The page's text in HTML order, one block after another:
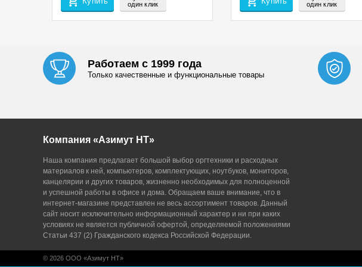
один клик
один клик
Работаем с 1999 года
Только качественные и функциональные товары
Компания «Азимут НТ»
Наша компания предлагает большой выбор оргтехники и расходных
материалов к ней, компьютеров, комплектующих, ноутбуков, мониторов,
канцелярии и других товаров, жизненно необходимых для полноценной
и успешной работы в офисе и дома. Обращаем ваше внимание, что в
интернет-магазине представлен не весь ассортимент товаров. Данный
сайт носит исключительно информационный характер и ни при каких
условиях не является публичной офертой, определяемой положениями
Статьи 437 (2) Гражданского кодекса Российской Федерации.
© 2026 ООО «Азимут НТ»